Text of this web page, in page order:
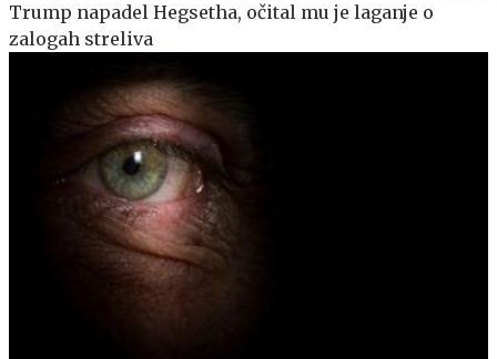
Trump napadel Hegsetha, očital mu je laganje o
zalogah streliva